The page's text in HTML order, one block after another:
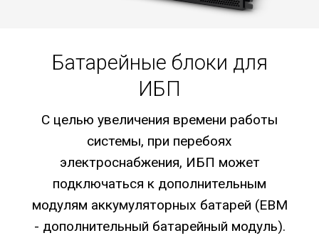
Батарейные блоки для
ИБП
С целью увеличения времени работы
системы, при перебоях
электроснабжения, ИБП может
подключаться к дополнительным
модулям аккумуляторных батарей (EBM
- дополнительный батарейный модуль).